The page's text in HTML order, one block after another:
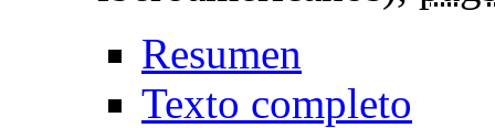
Resumen
Texto completo